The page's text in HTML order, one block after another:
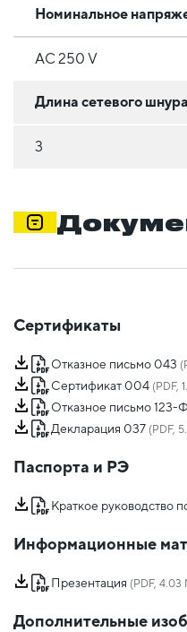
Номинальное
AC 250 V
Длина сетевого
3
Сертификаты
Отказное письмо 043
Сертификат 004 (PDF,
Отказное письмо 123-
Декларация 037 (PDF,
Паспорта и РЭ
Краткое руководство
Информационные
Презентация (PDF, 4.03
Дополнительные